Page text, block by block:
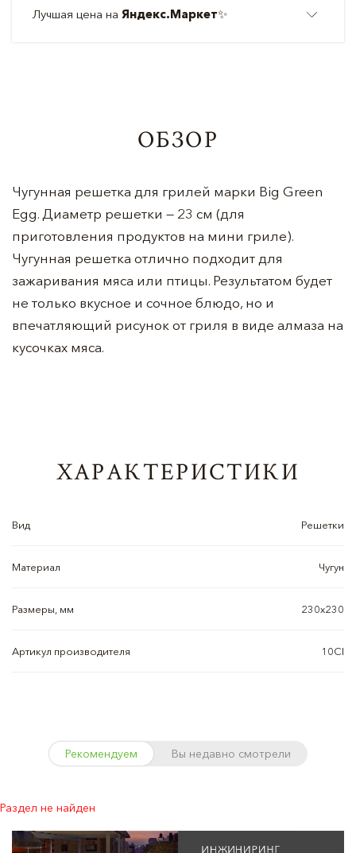
Лучшая цена на Яндекс.Маркет✨
ОБЗОР
Чугунная решетка для грилей марки Big Green
Egg. Диаметр решетки — 23 см (для
приготовления продуктов на мини гриле).
Чугунная решетка отлично подходит для
зажаривания мяса или птицы. Результатом будет
не только вкусное и сочное блюдо, но и
впечатляющий рисунок от гриля в виде алмаза на
кусочках мяса.
ХАРАКТЕРИСТИКИ
Вид Решетки
Материал Чугун
Размеры, мм 230х230
Артикул производителя 10CI
Рекомендуем Вы недавно смотрели
Раздел не найден